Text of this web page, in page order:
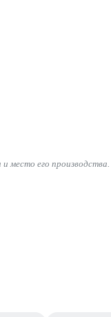
место его производства.